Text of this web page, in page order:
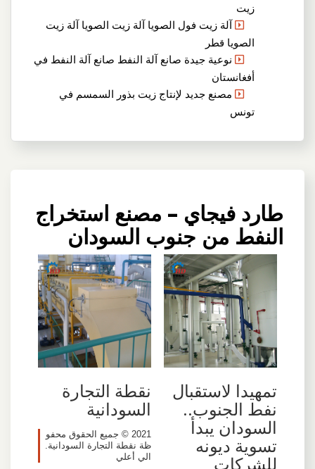
زيت
آلة زيت فول الصويا آلة زيت الصويا آلة زيت
الصويا قطر
نوعية جيدة صانع آلة النفط صانع آلة النفط في
أفغانستان
مصنع جديد لإنتاج زيت بذور السمسم في
تونس
طارد فيجاي – مصنع استخراج
النفط من جنوب السودان
تمهيدا لاستقبال
نفط الجنوب..
السودان يبدأ
تسوية ديونه
للشركات
نقطة التجارة
السودانية
2021 © جميع الحقوق محفو
ظة نقطة التجارة السودانية.
الي أعلي